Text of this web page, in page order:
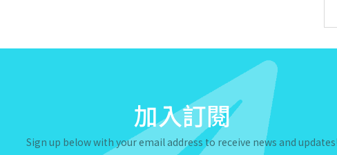
加入訂閱
Sign up below with your email address to receive news and